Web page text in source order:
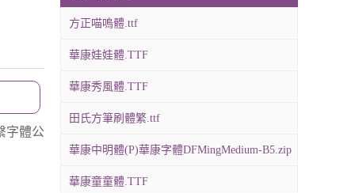
字體公
方正喵嗚體.ttf
華康娃娃體.TTF
華康秀風體.TTF
田氏方筆刷體繁.ttf
華康中明體(P)華康字體DFMingMedium-B5.zip
華康童童體.TTF